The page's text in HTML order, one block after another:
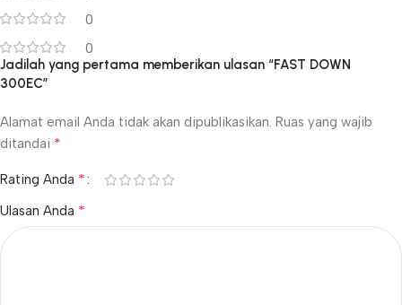
0
0
Jadilah yang pertama memberikan ulasan “FAST DOWN
300EC”
Alamat email Anda tidak akan dipublikasikan. Ruas yang wajib
ditandai *
Rating Anda *
Ulasan Anda *